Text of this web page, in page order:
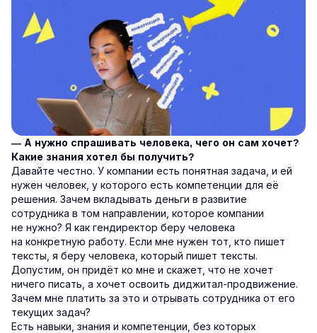
— А нужно спрашивать человека, чего он сам хочет?
Какие знания хотел бы получить?
Давайте честно. У компании есть понятная задача, и ей
нужен человек, у которого есть компетенции для её
решения. Зачем вкладывать деньги в развитие
сотрудника в том направлении, которое компании
не нужно? Я как гендиректор беру человека
на конкретную работу. Если мне нужен тот, кто пишет
тексты, я беру человека, который пишет тексты.
Допустим, он придёт ко мне и скажет, что не хочет
ничего писать, а хочет освоить диджитал-продвижение.
Зачем мне платить за это и отрывать сотрудника от его
текущих задач?
Есть навыки, знания и компетенции, без которых